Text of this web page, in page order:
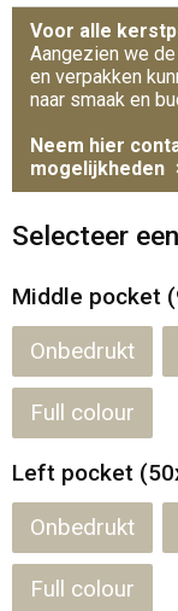
Voor alle
Aangezien we
en verpakken
naar smaak en
Neem hier
mogelijkheden
Selecteer
Middle pocket
Onbedrukt
Full colour
Left pocket
Onbedrukt
Full colour